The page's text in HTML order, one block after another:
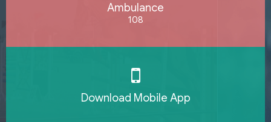
Ambulance
108
Download Mobile App